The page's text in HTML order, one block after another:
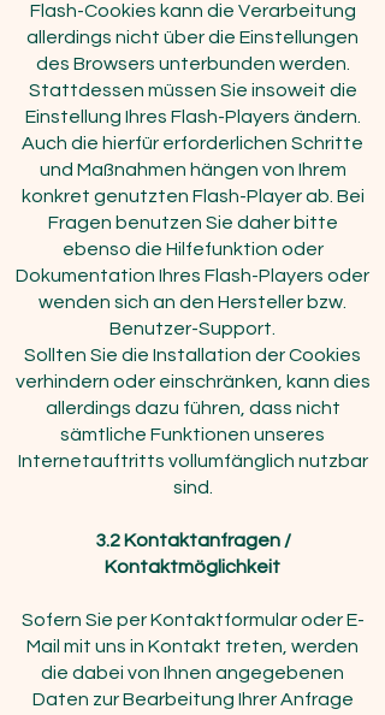
Flash-Cookies kann die Verarbeitung
allerdings nicht über die Einstellungen
des Browsers unterbunden werden.
Stattdessen müssen Sie insoweit die
Einstellung Ihres Flash-Players ändern.
Auch die hierfür erforderlichen Schritte
und Maßnahmen hängen von Ihrem
konkret genutzten Flash-Player ab. Bei
Fragen benutzen Sie daher bitte
ebenso die Hilfefunktion oder
Dokumentation Ihres Flash-Players oder
wenden sich an den Hersteller bzw.
Benutzer-Support.
Sollten Sie die Installation der Cookies
verhindern oder einschränken, kann dies
allerdings dazu führen, dass nicht
sämtliche Funktionen unseres
Internetauftritts vollumfänglich nutzbar
sind.
3.2Kontaktanfragen /
Kontaktmöglichkeit
Sofern Sie per Kontaktformular oder E-
Mail mit uns in Kontakt treten, werden
die dabei von Ihnen angegebenen
Daten zur Bearbeitung Ihrer Anfrage